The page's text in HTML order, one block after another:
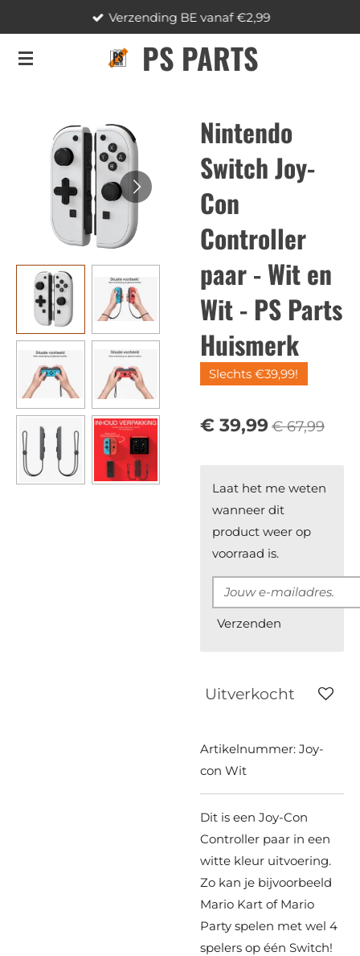
naar
PS PARTS
Verzending BE vanaf €2,99
Nintendo
Switch Joy-
Con
Controller
paar - Wit en
Wit - PS Parts
Huismerk
Slechts €39,99!
€ 39,99 € 67,99
Laat het me weten
wanneer dit
product weer op
voorraad is.
Verzenden
Uitverkocht
Artikelnummer: Joy-
con Wit
Dit is een Joy-Con
Controller paar in een
witte kleur uitvoering.
Zo kan je bijvoorbeeld
Mario Kart of Mario
Party spelen met wel 4
spelers op één Switch!